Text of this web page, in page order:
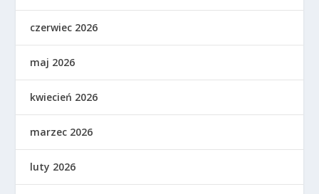
czerwiec 2026
maj 2026
kwiecień 2026
marzec 2026
luty 2026